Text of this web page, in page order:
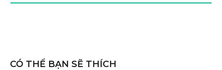
CÓ THỂ BẠN SẼ THÍCH